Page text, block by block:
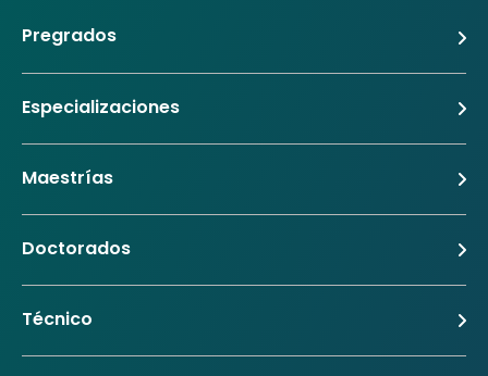
Pregrados
Especializaciones
Maestrías
Doctorados
Técnico